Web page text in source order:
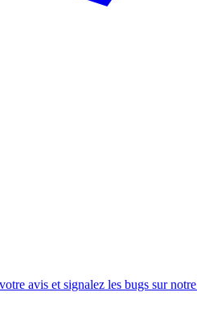
avis et signalez les bugs sur notre